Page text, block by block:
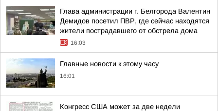
Глава администрации г. Белгорода Валентин
Демидов посетил ПВР, где сейчас находятся
жители пострадавшего от обстрела дома
16:03
Главные новости к этому часу
16:01
Конгресс США может за две недели